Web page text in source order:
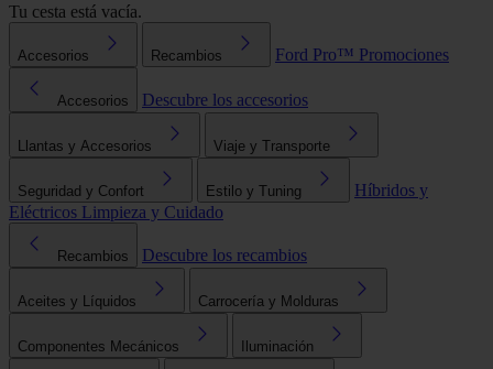
Tu cesta está vacía.
Accesorios Recambios Ford Pro™ Promociones
Accesorios Descubre los accesorios
Llantas y Accesorios Viaje y Transporte
Seguridad y Confort Estilo y Tuning
Híbridos y
Eléctricos Limpieza y Cuidado
Recambios Descubre los recambios
Aceites y Líquidos Carrocería y Molduras
Componentes Mecánicos Iluminación